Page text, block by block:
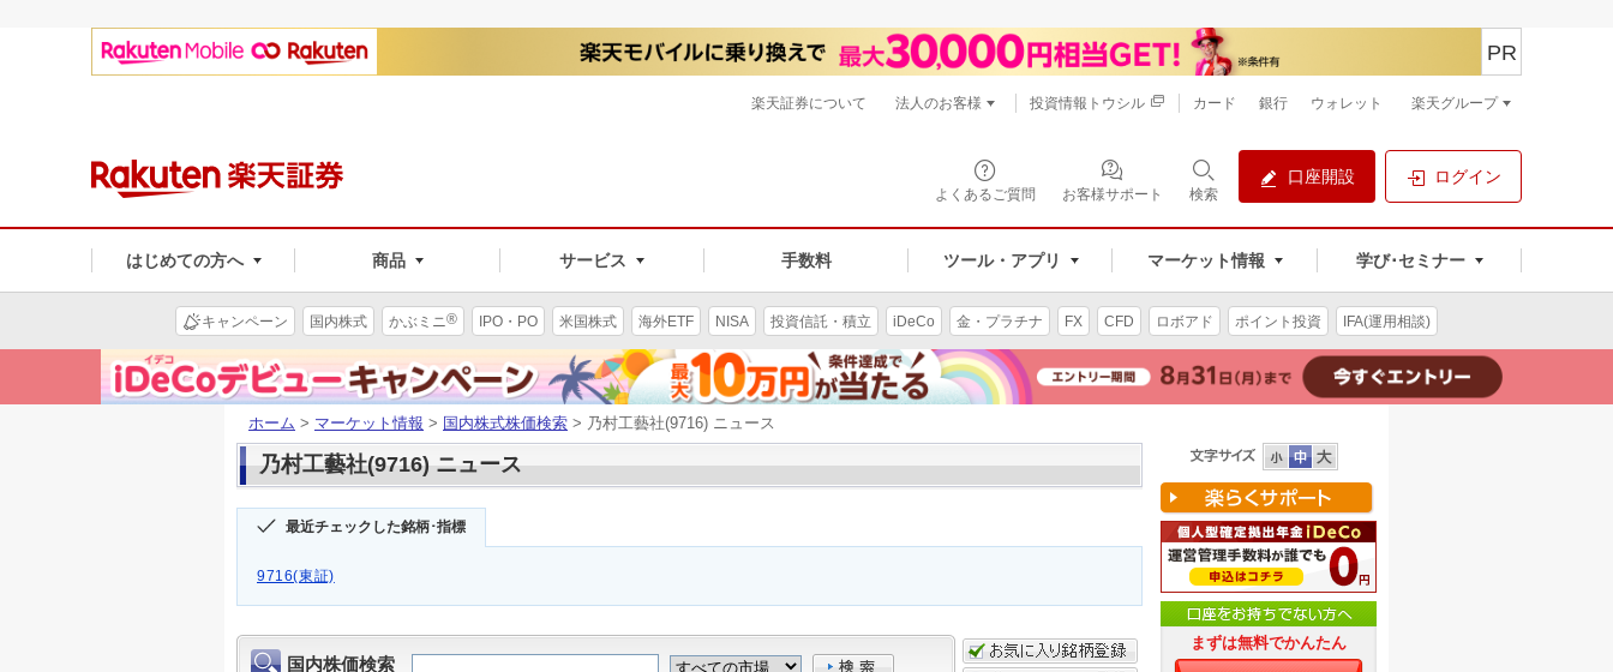
よくあるご質問 お客様サポート 検索
口座開設 ログイン
はじめての方へ 商品 サービス 手数料 ツール・アプリ マーケット情報 学び･セミナー
PR
楽天証券について 法人のお客様 投資情報トウシル カード 銀行 ウォレット 楽天グループ
キャンペーン 国内株式 かぶミニ® IPO・PO 米国株式 海外ETF NISA 投資信託・積立 iDeCo 金・プラチナ FX CFD ロボアド ポイント投資 IFA(運用相談)
ホーム > マーケット情報 > 国内株式株価検索 > 乃村工藝社(9716) ニュース
乃村工藝社(9716) ニュース
最近チェックした銘柄･指標
9716(東証)
まずは無料でかんたん